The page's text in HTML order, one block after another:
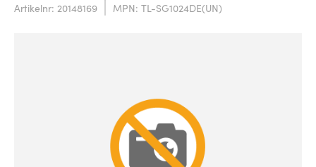
Artikelnr: 20148169 MPN: TL-SG1024DE(UN)